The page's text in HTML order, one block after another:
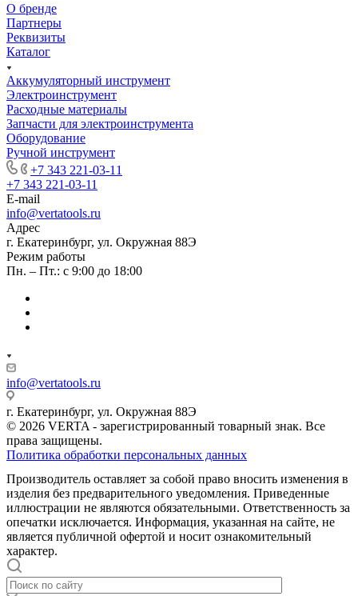
О бренде
Партнеры
Реквизиты
Каталог
Аккумуляторный инструмент
Электроинструмент
Расходные материалы
Запчасти для электроинструмента
Оборудование
Ручной инструмент
+7 343 221-03-11
+7 343 221-03-11
E-mail
info@vertatools.ru
Адрес
г. Екатеринбург, ул. Окружная 88Э
Режим работы
Пн. – Пт.: с 9:00 до 18:00
info@vertatools.ru
г. Екатеринбург, ул. Окружная 88Э
© 2026 VERTA - зарегистрированный товарный знак. Все
права защищены.
Политика обработки персональных данных
Производитель оставляет за собой право вносить изменения в
изделия без предварительного уведомления. Приведенные
иллюстрации не являются обязательными. Ответственность за
опечатки исключается. Информация, указанная на сайте, не
является публичной офертой и носит ознакомительный
характер.